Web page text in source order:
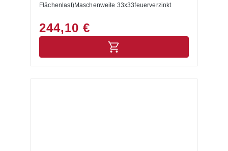
Flächenlast)Maschenweite 33x33feuerverzinkt
244,10 €